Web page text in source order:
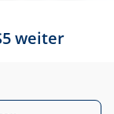
weiter